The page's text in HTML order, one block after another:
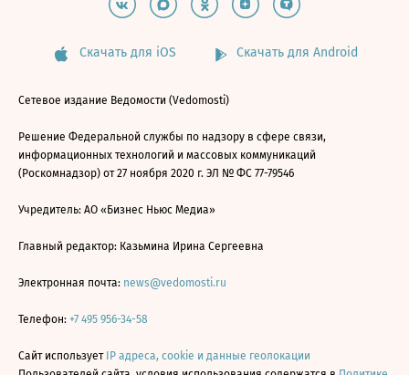
Скачать для iOS Скачать для Android
Сетевое издание Ведомости (Vedomosti)
Решение Федеральной службы по надзору в сфере связи,
информационных технологий и массовых коммуникаций
(Роскомнадзор) от 27 ноября 2020 г. ЭЛ № ФС 77-79546
Учредитель: АО «Бизнес Ньюс Медиа»
Главный редактор: Казьмина Ирина Сергеевна
Электронная почта: news@vedomosti.ru
Телефон: +7 495 956-34-58
Сайт использует IP адреса, cookie и данные геолокации